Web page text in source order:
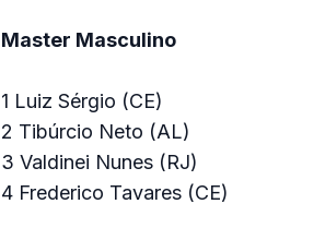
Master Masculino
1 Luiz Sérgio (CE)
2 Tibúrcio Neto (AL)
3 Valdinei Nunes (RJ)
4 Frederico Tavares (CE)